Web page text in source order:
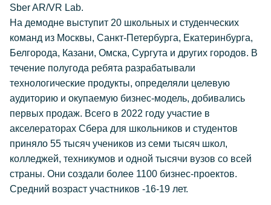
Sber AR/VR Lab.
На демодне выступит 20 школьных и студенческих
команд из Москвы, Санкт-Петербурга, Екатеринбурга,
Белгорода, Казани, Омска, Сургута и других городов. В
течение полугода ребята разрабатывали
технологические продукты, определяли целевую
аудиторию и окупаемую бизнес-модель, добивались
первых продаж. Всего в 2022 году участие в
акселераторах Сбера для школьников и студентов
приняло 55 тысяч учеников из семи тысяч школ,
колледжей, техникумов и одной тысячи вузов со всей
страны. Они создали более 1100 бизнес-проектов.
Средний возраст участников -16-19 лет.